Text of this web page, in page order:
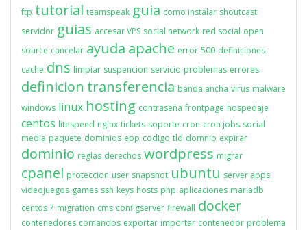
ftp tutorial teamspeak guia como instalar shoutcast
servidor guias accesar VPS social network red social open
source cancelar ayuda apache error 500 definiciones
cache dns limpiar suspencion servicio problemas errores
definicion transferencia banda ancha virus malware
windows linux hosting contraseña frontpage hospedaje
centos litespeed nginx tickets soporte cron cron jobs social
media paquete dominios epp codigo tld domnio expirar
dominio reglas derechos wordpress migrar
cpanel proteccion user snapshot ubuntu server apps
videojuegos games ssh keys hosts php aplicaciones mariadb
centos 7 migration cms configserver firewall docker
contenedores comandos exportar importar contenedor problema